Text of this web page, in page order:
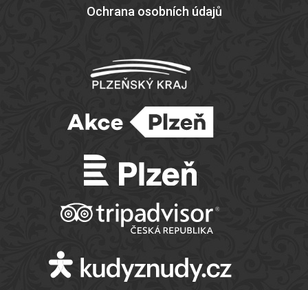
Ochrana osobních údajů